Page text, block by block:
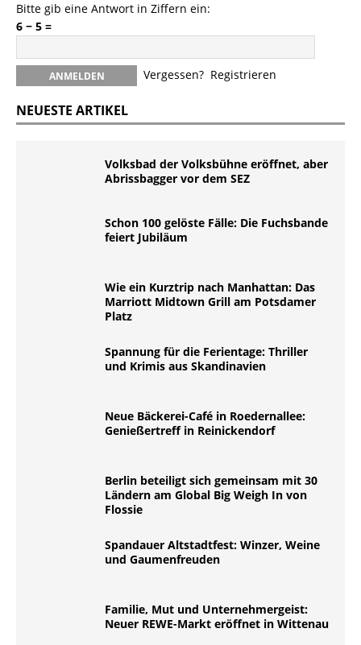
Bitte gib eine Antwort in Ziffern ein:
6 − 5 =
Vergessen? Registrieren
NEUESTE ARTIKEL
Volksbad der Volksbühne eröffnet, aber
Abrissbagger vor dem SEZ
Schon 100 gelöste Fälle: Die Fuchsbande
feiert Jubiläum
Wie ein Kurztrip nach Manhattan: Das
Marriott Midtown Grill am Potsdamer
Platz
Spannung für die Ferientage: Thriller
und Krimis aus Skandinavien
Neue Bäckerei-Café in Roedernallee:
Genießertreff in Reinickendorf
Berlin beteiligt sich gemeinsam mit 30
Ländern am Global Big Weigh In von
Flossie
Spandauer Altstadtfest: Winzer, Weine
und Gaumenfreuden
Familie, Mut und Unternehmergeist:
Neuer REWE-Markt eröffnet in Wittenau